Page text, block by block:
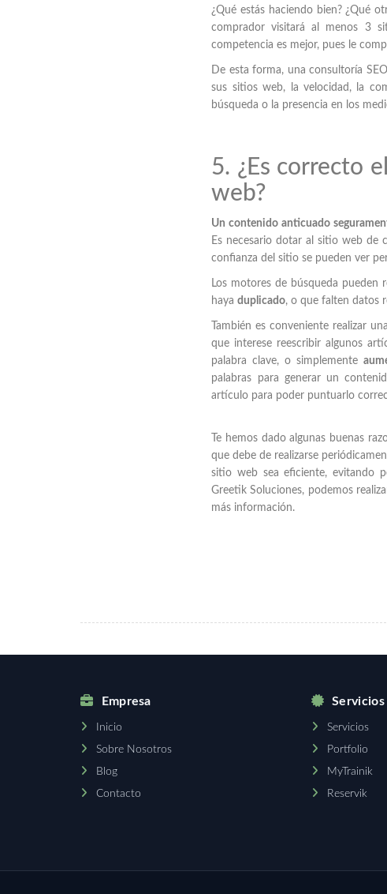
¿Qué estás haciendo bien? ¿Qué
comprador visitará al menos 3
competencia es mejor, pues le
De esta forma, una consultoría
sus sitios web, la velocidad, la
búsqueda o la presencia en los
5. ¿Es correcto
web?
Un contenido anticuado
Es necesario dotar al sitio web de
confianza del sitio se pueden ver
Los motores de búsqueda pueden
hayaduplicado, o que falten datos
También es conveniente realizar
que interese reescribir algunos
palabra clave, o simplemente
palabras para generar un
artículo para poder puntuarlo
Te hemos dado algunas buenas
que debe de realizarse
sitio web sea eficiente, evitando
Greetik Soluciones, podemos
más información.
Empresa
Inicio
Sobre Nosotros
Blog
Contacto
Servicios
Portfolio
MyTrainik
Reservik